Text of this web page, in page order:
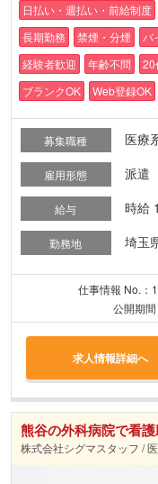
日払い・週払い・前給制度
長期勤務
禁煙・分煙 バ
経験者歓迎
年齢不問 20
ブランクOK
Web登録OK
募集職種 医療
雇用形態 派遣
給与 時給
勤務地 埼玉
仕事情報 No.：
公開期
求人情報詳細へ
熊谷の外科病院で看
株式会社シグマスタッフ /